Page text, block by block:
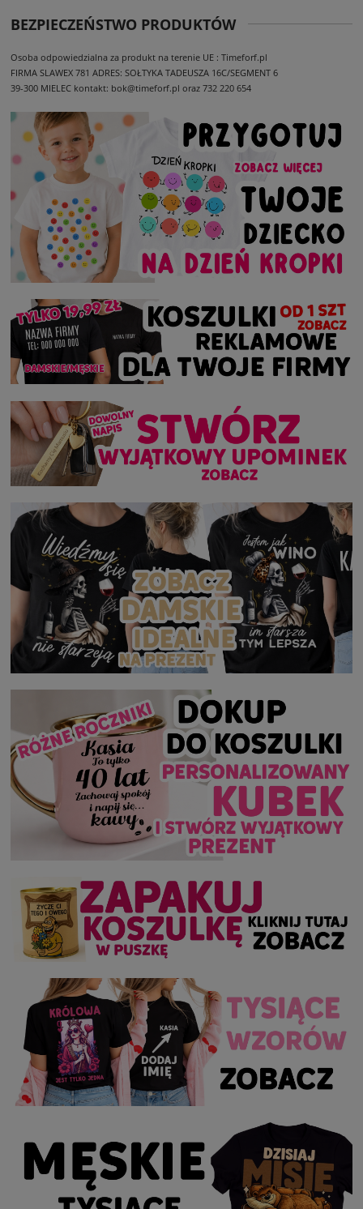
BEZPIECZEŃSTWO PRODUKTÓW
Osoba odpowiedzialna za produkt na terenie UE : Timeforf.pl
FIRMA SLAWEX 781 ADRES: SOŁTYKA TADEUSZA 16C/SEGMENT 6
39-300 MIELEC kontakt: bok@timeforf.pl oraz 732 220 654